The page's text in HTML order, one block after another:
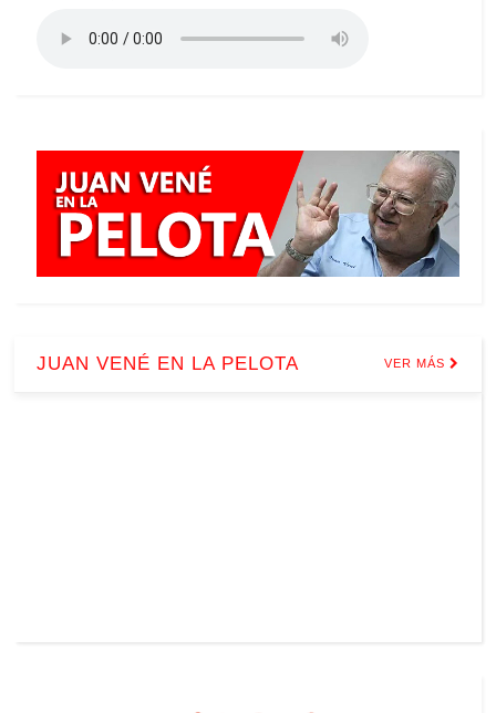
JUAN VENÉ EN LA PELOTA VER MÁS